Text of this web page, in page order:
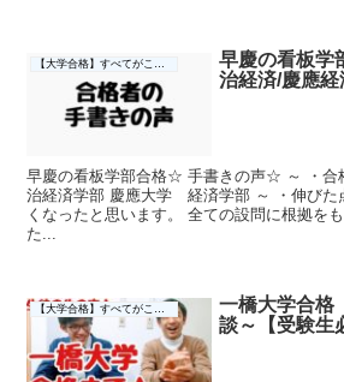
早慶の看板学
治経済/慶應経
早慶の看板学部合格☆ 手書きの声☆ ～ ・
治経済学部 慶應大学 経済学部 ～ ・伸びた
くなったと思います。 全ての設問に根拠を
た...
一橋大学合
談～【受験生